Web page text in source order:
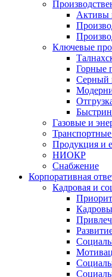
Активы
Ключевые
Горные
Серный
Газовые и
Продукция и
НИОКР
Снабжение
Корпоративная
Кадровая и